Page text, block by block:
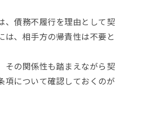
、債務不履行を理由として契
は、相手方の帰責性は不要と
その関係性も踏まえながら契
項について確認しておくのが